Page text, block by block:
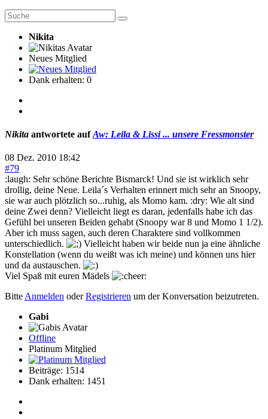
Nikita
Neues Mitglied
Dank erhalten: 0
Nikita antwortete aufAw: Leila & Lissi ... unsere Fressmonster
08 Dez. 2010 18:42
#79
:laugh: Sehr schöne Berichte Bismarck! Und sie ist wirklich sehr
drollig, deine Neue. Leila´s Verhalten erinnert mich sehr an Snoopy,
sie war auch plötzlich so...ruhig, als Momo kam. :dry: Wie alt sind
deine Zwei denn? Vielleicht liegt es daran, jedenfalls habe ich das
Gefühl bei unseren Beiden gehabt (Snoopy war 8 und Momo 1 1/2).
Aber ich muss sagen, auch deren Charaktere sind vollkommen
unterschiedlich.
Vielleicht haben wir beide nun ja eine ähnliche
Konstellation (wenn du weißt was ich meine) und können uns hier
und da austauschen.
Viel Spaß mit euren Mädels
BitteAnmelden oderRegistrieren um der Konversation beizutreten.
Gabi
Offline
Platinum Mitglied
Beiträge: 1514
Dank erhalten: 1451